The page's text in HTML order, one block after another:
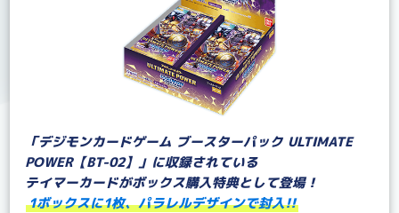
「デジモンカードゲーム ブースターパック ULTIMATE
POWER【BT-02】」に収録されている
テイマーカードがボックス購入特典として登場！
1ボックスに1枚、パラレルデザインで封入!!